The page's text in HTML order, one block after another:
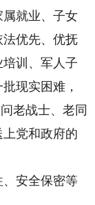
就业、子女
优先、优抚
训、军人子
现实困难，
老战士、老同
党和政府的
安全保密等